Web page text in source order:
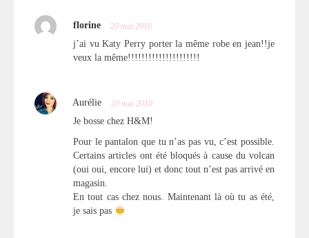
florine 20 mai 2010
j’ai vu Katy Perry porter la même robe en jean!!je
veux la même!!!!!!!!!!!!!!!!!!!!!
Aurélie 20 mai 2010
Je bosse chez H&M!
Pour le pantalon que tu n’as pas vu, c’est possible.
Certains articles ont été bloqués à cause du volcan
(oui oui, encore lui) et donc tout n’est pas arrivé en
magasin.
En tout cas chez nous. Maintenant là où tu as été,
je sais pas